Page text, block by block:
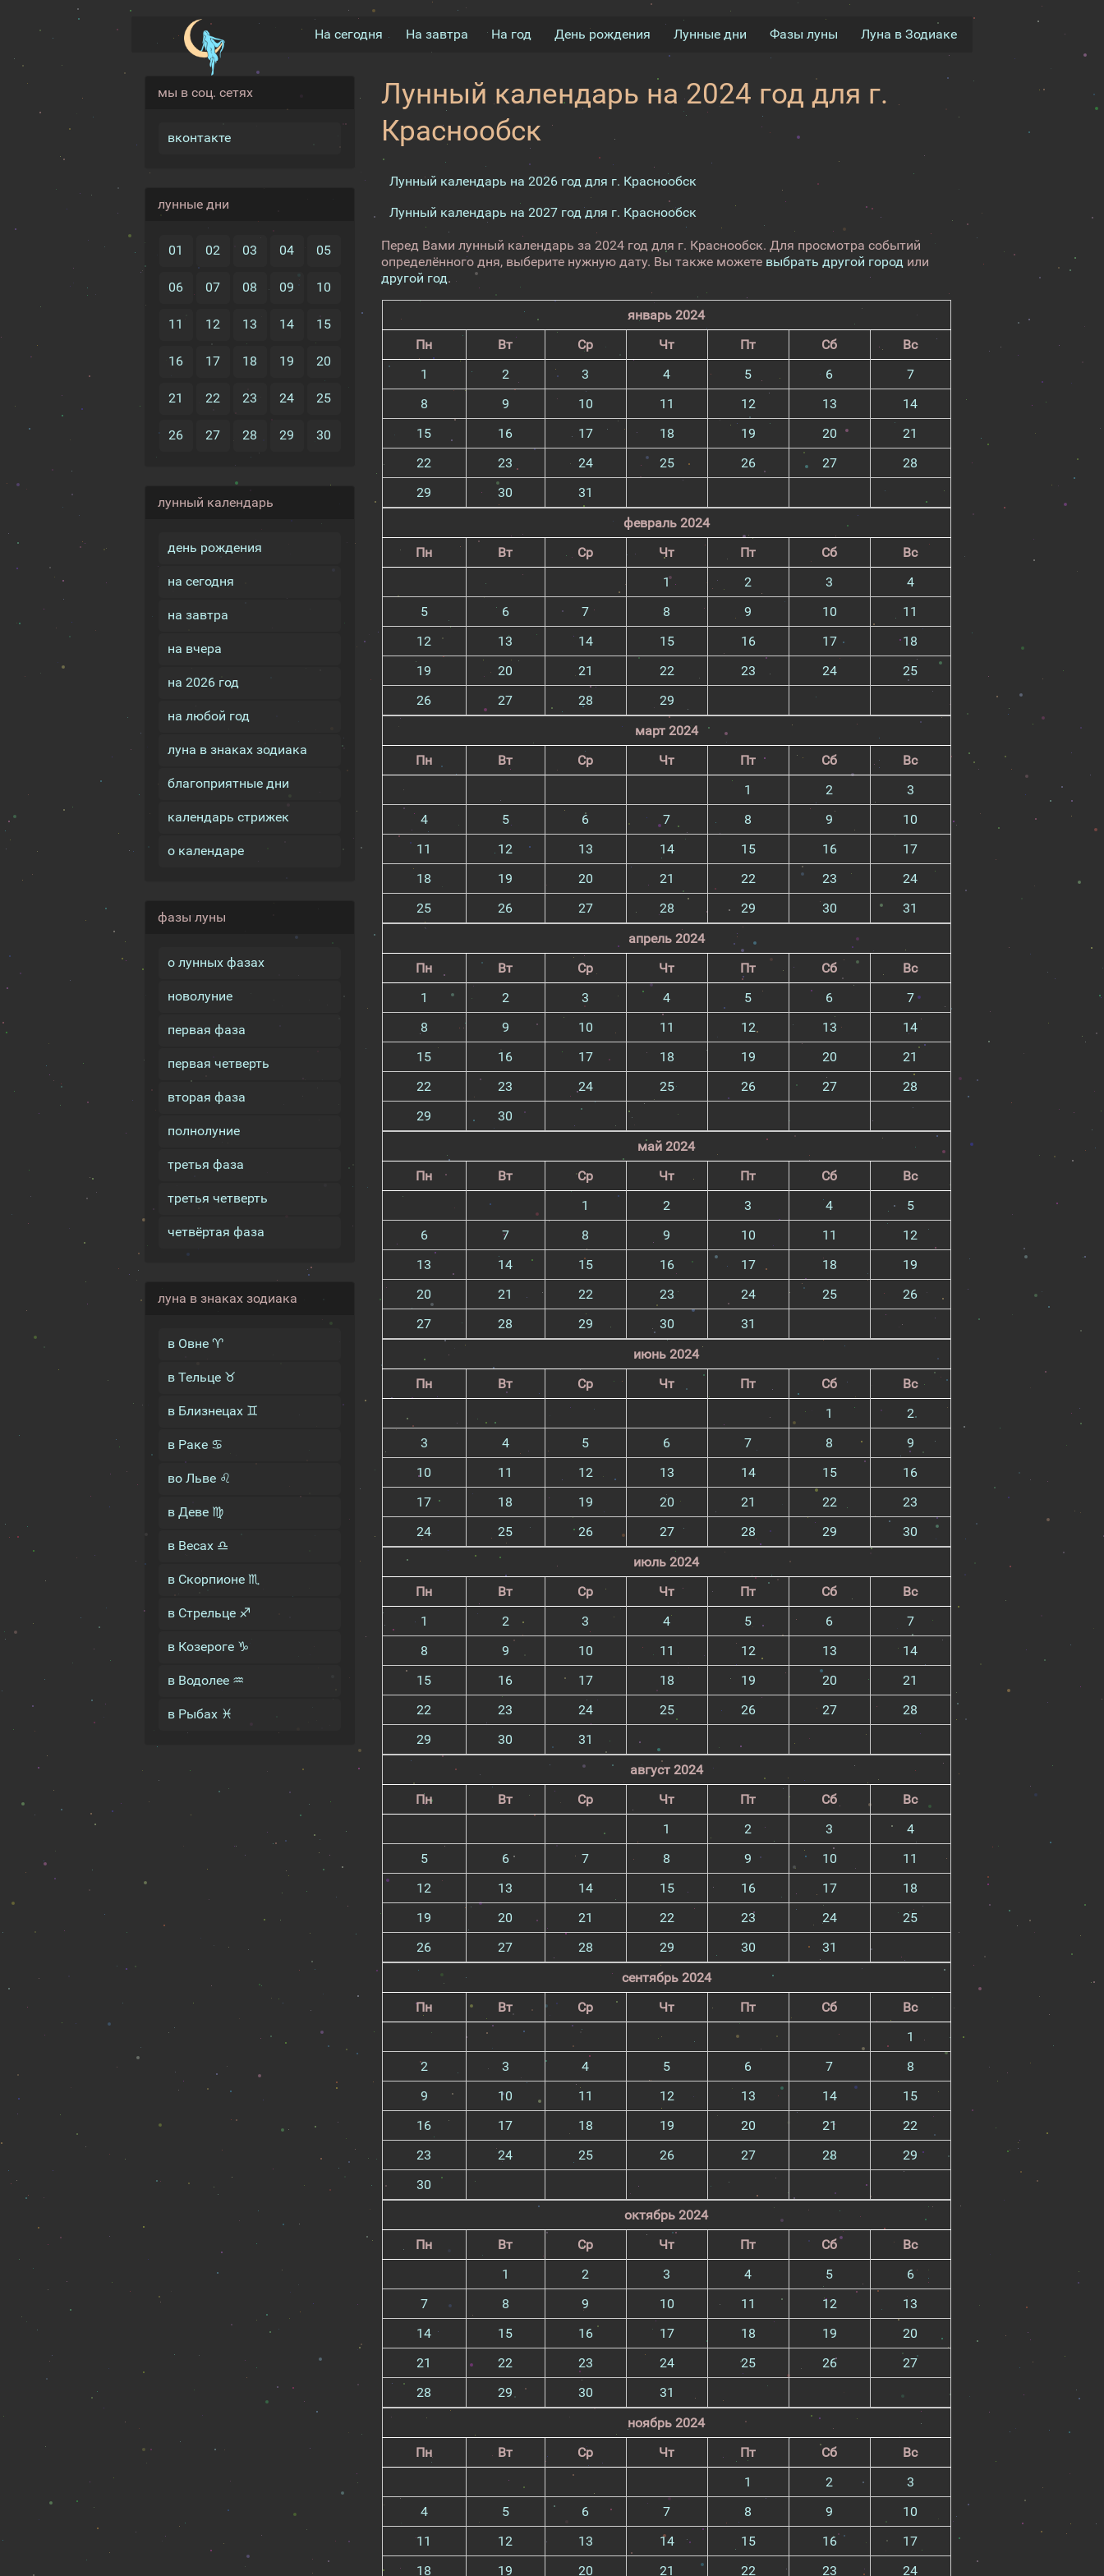
На сегодня На завтра На год День рождения Лунные дни Фазы луны Луна в Зодиаке
мы в соц. сетях
вконтакте
лунные дни
01 02 03 04 05
06 07 08 09 10
11 12 13 14 15
16 17 18 19 20
21 22 23 24 25
26 27 28 29 30
лунный календарь
день рождения
на сегодня
на завтра
на вчера
на 2026 год
на любой год
луна в знаках зодиака
благоприятные дни
календарь стрижек
о календаре
фазы луны
о лунных фазах
новолуние
первая фаза
первая четверть
вторая фаза
полнолуние
третья фаза
третья четверть
четвёртая фаза
луна в знаках зодиака
в Овне ♈
в Тельце ♉
в Близнецах ♊
в Раке ♋
во Льве ♌
в Деве ♍
в Весах ♎
в Скорпионе ♏
в Стрельце ♐
в Козероге ♑
в Водолее ♒
в Рыбах ♓
Лунный календарь на 2024 год для г.
Краснообск
Лунный календарь на 2026 год для г. Краснообск
Лунный календарь на 2027 год для г. Краснообск
Перед Вами лунный календарь за 2024 год для г. Краснообск. Для просмотра событий
определённого дня, выберите нужную дату. Вы также можете выбрать другой город или
другой год.
январь 2024
Пн
Вт Ср Чт Пт Сб
Вс
1
2 3 4 5 6
7
8
9 10 11 12 13
14
15
16 17 18 19 20
21
22
23 24 25 26 27
28
29
30
31
февраль 2024
Пн
Вт Ср Чт Пт Сб
Вс
1
2 3
4
5
6 7 8 9 10
11
12
13 14 15 16 17
18
19
20 21 22 23 24
25
26
27 28
29
март 2024
Пн
Вт Ср Чт Пт Сб
Вс
1
2
3
4
5 6 7 8 9
10
11
12 13 14 15 16
17
18
19 20 21 22 23
24
25
26 27 28 29 30
31
апрель 2024
Пн
Вт Ср Чт Пт Сб
Вс
1
2 3 4 5 6
7
8
9 10 11 12 13
14
15
16 17 18 19 20
21
22
23 24 25 26 27
28
29
30
май 2024
Пн
Вт Ср Чт Пт Сб
Вс
1
2 3 4
5
6
7 8 9 10 11
12
13
14 15 16 17 18
19
20
21 22 23 24 25
26
27
28 29 30
31
июнь 2024
Пн
Вт Ср Чт Пт Сб
Вс
1
2
3
4 5 6 7 8
9
10
11 12 13 14 15
16
17
18 19 20 21 22
23
24
25 26 27 28 29
30
июль 2024
Пн
Вт Ср Чт Пт Сб
Вс
1
2 3 4 5 6
7
8
9 10 11 12 13
14
15
16 17 18 19 20
21
22
23 24 25 26 27
28
29
30
31
август 2024
Пн
Вт Ср Чт Пт Сб
Вс
1
2 3
4
5
6 7 8 9 10
11
12
13 14 15 16 17
18
19
20 21 22 23 24
25
26
27 28 29 30
31
сентябрь 2024
Пн
Вт Ср Чт Пт Сб
Вс
1
2
3 4 5 6 7
8
9
10 11 12 13 14
15
16
17 18 19 20 21
22
23
24 25 26 27 28
29
30
октябрь 2024
Пн
Вт Ср Чт Пт Сб
Вс
1
2 3 4 5
6
7
8 9 10 11 12
13
14
15 16 17 18 19
20
21
22 23 24 25 26
27
28
29 30
31
ноябрь 2024
Пн
Вт Ср Чт Пт Сб
Вс
1
2
3
4
5 6 7 8 9
10
11
12 13 14 15 16
17
18
19 20 21 22 23 24